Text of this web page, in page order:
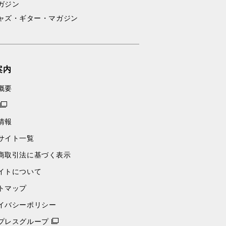
ジン
ズ・ギター・マガジン
内
要
報
イト一覧
取引法に基づく表示
トについて
マップ
バシーポリシー
レスグループ